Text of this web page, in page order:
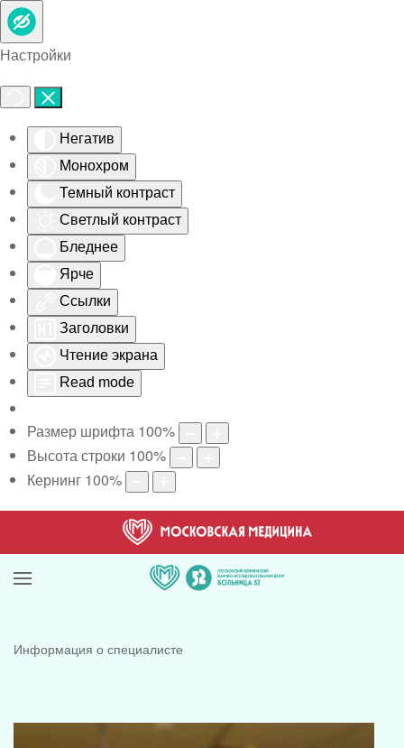
Настройки
Негатив
Монохром
Темный контраст
Светлый контраст
Бледнее
Ярче
Ссылки
Заголовки
Чтение экрана
Read mode
Размер шрифта 100%
Высота строки 100%
Кернинг 100%
Skip to main content
Информация о специалисте